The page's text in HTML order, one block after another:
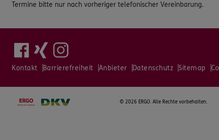
Termine bitte nur nach vorheriger telefonischer Vereinbarung.
Kontakt Barrierefreiheit Anbieter Datenschutz Sitemap
© 2026 ERGO. Alle Rechte vorbehalten.